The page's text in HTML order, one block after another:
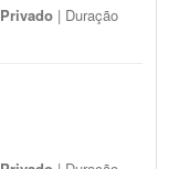
Privado | Duração